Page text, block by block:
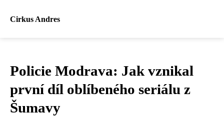
Cirkus Andres
Policie Modrava: Jak vznikal
první díl oblíbeného seriálu z
Šumavy